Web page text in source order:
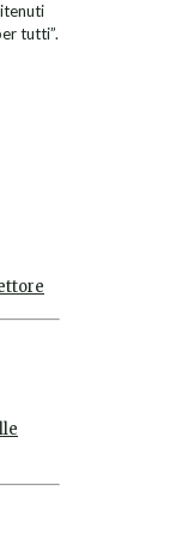
tutti”.